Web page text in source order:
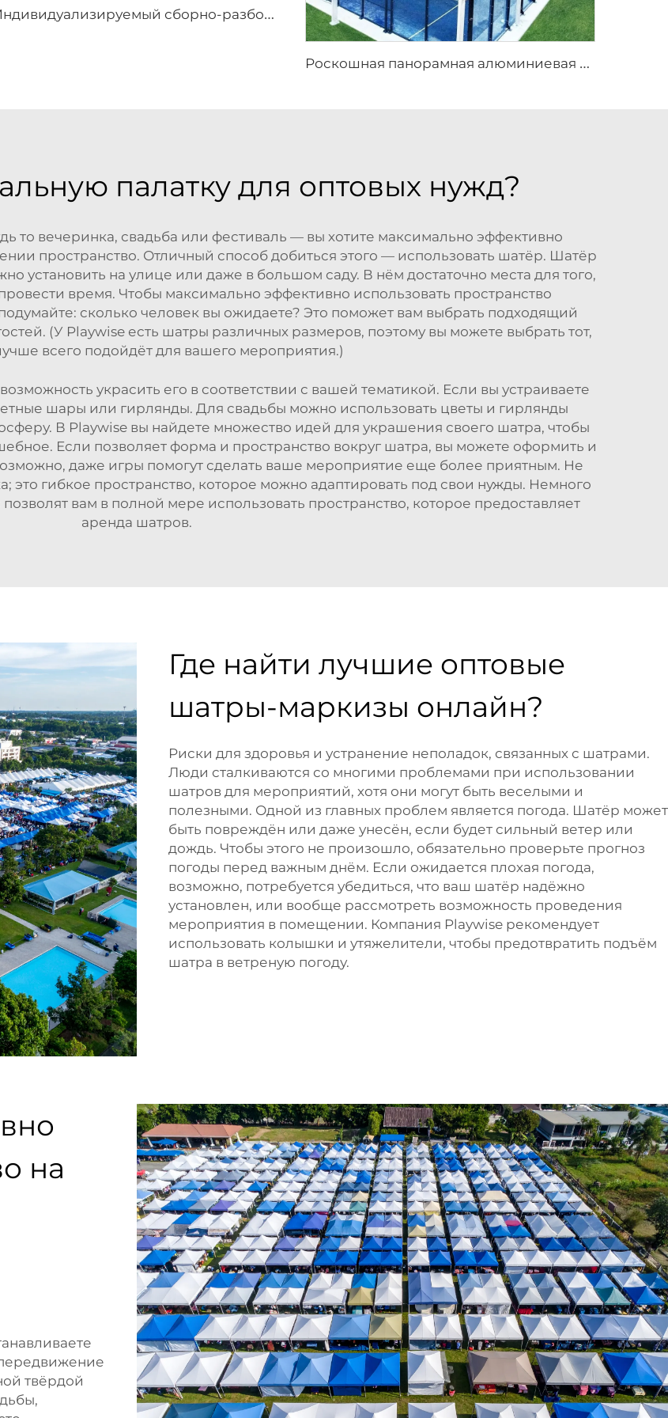
И
ндивидуализируемый сборно-разборный уличный шатёр | Высокопроизводительная водонепроницаемая экологичная конструкция для курортов
Р
оскошная панорамная алюминиевая крыша для площадки для падела | Индивидуальный модульный наружный спортивный навес для проектов премиальных теннисных клубов
палатку для оптовых нужд?
то вечеринка, свадьба или фестиваль — вы хотите максимально эффективно
пространство. Отличный способ добиться этого — использовать шатёр. Шатёр
установить на улице или даже в большом саду. В нём достаточно места для того,
время. Чтобы максимально эффективно использовать пространство
сколько человек вы ожидаете? Это поможет вам выбрать подходящий
(У Playwise есть шатры различных размеров, поэтому вы можете выбрать тот,
всего подойдёт для вашего мероприятия.)
украсить его в соответствии с вашей тематикой. Если вы устраиваете
шары или гирлянды. Для свадьбы можно использовать цветы и гирлянды
В Playwise вы найдете множество идей для украшения своего шатра, чтобы
Если позволяет форма и пространство вокруг шатра, вы можете оформить и
даже игры помогут сделать ваше мероприятие еще более приятным. Не
это гибкое пространство, которое можно адаптировать под свои нужды. Немного
вам в полной мере использовать пространство, которое предоставляет
аренда шатров.
Где найти лучшие оптовые
шатры-маркизы онлайн?
Риски для здоровья и устранение неполадок, связанных с шатрами.
Люди сталкиваются со многими проблемами при использовании
шатров для мероприятий, хотя они могут быть веселыми и
полезными. Одной из главных проблем является погода. Шатёр может
быть повреждён или даже унесён, если будет сильный ветер или
дождь. Чтобы этого не произошло, обязательно проверьте прогноз
погоды перед важным днём. Если ожидается плохая погода,
возможно, потребуется убедиться, что ваш шатёр надёжно
установлен, или вообще рассмотреть возможность проведения
мероприятия в помещении. Компания Playwise рекомендует
использовать колышки и утяжелители, чтобы предотвратить подъём
шатра в ветреную погоду.
на
твёрдой